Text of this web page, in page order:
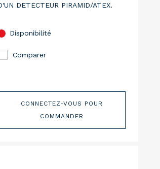
DETECTEUR PIRAMID/ATEX.
Disponibilité
Comparer
CONNECTEZ-VOUS POUR
COMMANDER